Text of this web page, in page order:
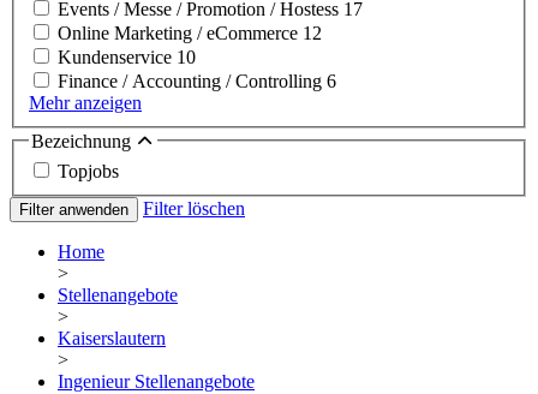
Events / Messe / Promotion / Hostess 17
Online Marketing / eCommerce 12
Kundenservice 10
Finance / Accounting / Controlling 6
Mehr anzeigen
Bezeichnung
Topjobs
Filter anwenden Filter löschen
Home
>
Stellenangebote
>
Kaiserslautern
>
Ingenieur Stellenangebote